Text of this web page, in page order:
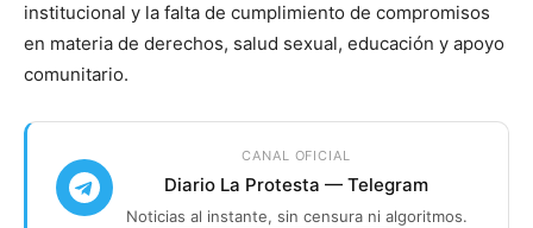
institucional y la falta de cumplimiento de compromisos
en materia de derechos, salud sexual, educación y apoyo
comunitario.
CANAL OFICIAL
Diario La Protesta — Telegram
Noticias al instante, sin censura ni algoritmos.